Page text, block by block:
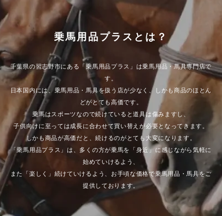
乗馬用品プラスとは？
千葉県の習志野市にある「乗馬用品プラス」は乗馬用品・馬具専門店で
す。
日本国内には、乗馬用品・馬具を扱う店が少なく、しかも商品のほとん
どがとても高価です。
乗馬はスポーツなので続けていると道具は傷みますし、
子供向けに至っては成長に合わせて買い替えが必要となってきます。
しかも商品が高価だと、続けるのがとても大変になります。
「乗馬用品プラス」は、多くの方が乗馬を「身近」に感じながら気軽に
始めていけるよう、
また「楽しく」続けていけるよう、お手頃な価格で乗馬用品・馬具をご
提供しております。